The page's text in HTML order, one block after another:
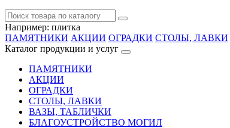
Например: плитка
ПАМЯТНИКИ АКЦИИ ОГРАДКИ СТОЛЫ, ЛАВКИ
Каталог продукции и услуг
ПАМЯТНИКИ
АКЦИИ
ОГРАДКИ
СТОЛЫ, ЛАВКИ
ВАЗЫ, ТАБЛИЧКИ
БЛАГОУСТРОЙСТВО МОГИЛ